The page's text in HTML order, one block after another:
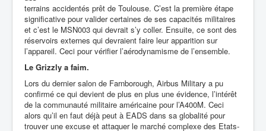
terrains accidentés prêt de Toulouse. C’est la première étape
significative pour valider certaines de ses capacités militaires
et c’est le MSN003 qui devrait s’y coller. Ensuite, ce sont des
réservoirs externes qui devraient faire leur apparition sur
l’appareil. Ceci pour vérifier l’aérodynamisme de l’ensemble.
Le Grizzly a faim.
Lors du dernier salon de Farnborough, Airbus Military a pu
confirmé ce qui devient de plus en plus une évidence, l’intérêt
de la communauté militaire américaine pour l’A400M. Ceci
alors qu’il en faut déjà peut à EADS dans sa globalité pour
trouver une excuse et attaquer le marché complexe des Etats-